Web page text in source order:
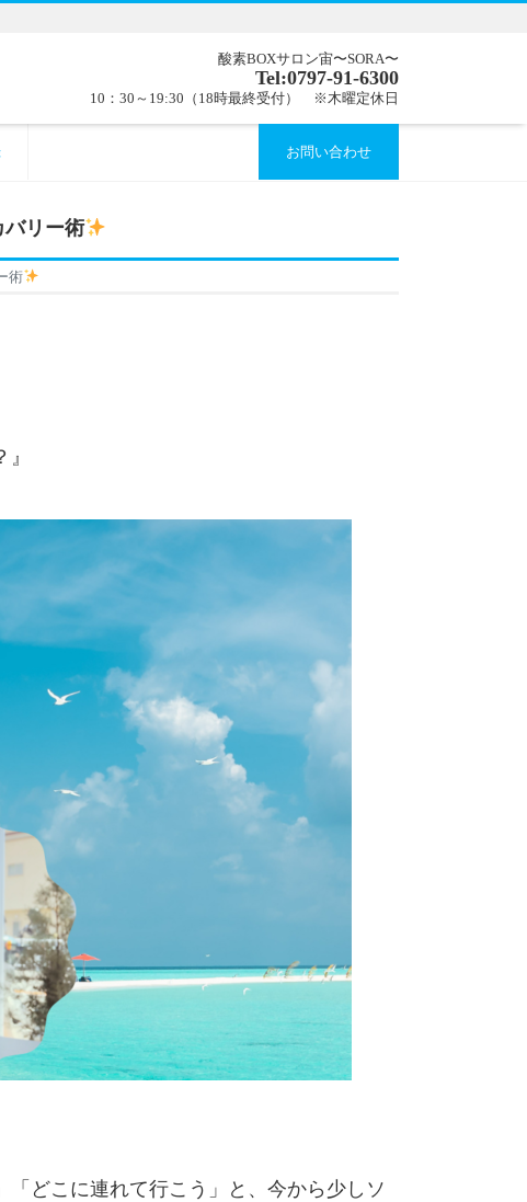
酸素BOXサロン宙〜SORA〜
Tel:0797-91-6300
10：30～19:30（18時最終受付） ※木曜定休日
お問い合わせ
バリー術
術
どこに連れて行こう」と、今から少しソ